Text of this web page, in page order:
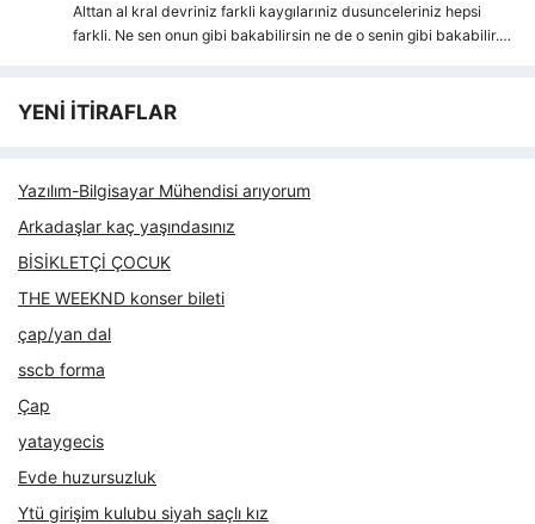
Alttan al kral devriniz farkli kaygılarıniz dusunceleriniz hepsi
farkli. Ne sen onun gibi bakabilirsin ne de o senin gibi bakabilir.…
YENİ İTİRAFLAR
Yazılım-Bilgisayar Mühendisi arıyorum
Arkadaşlar kaç yaşındasınız
BİSİKLETÇİ ÇOCUK
THE WEEKND konser bileti
çap/yan dal
sscb forma
Çap
yataygecis
Evde huzursuzluk
Ytü girişim kulubu siyah saçlı kız